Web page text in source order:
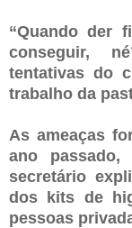
“Quando der
conseguir,
tentativas do
trabalho da
As ameaças
ano
secretário
dos kits de
pessoas